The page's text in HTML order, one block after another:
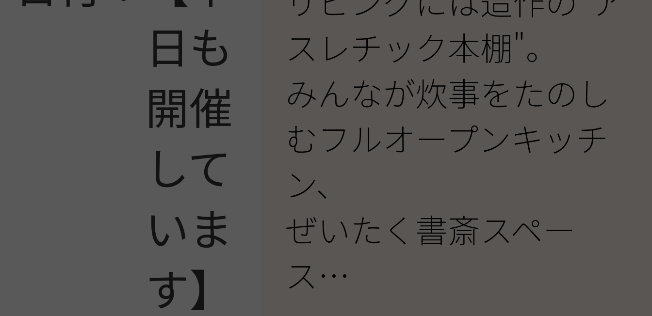
日も
開催
して
いま
す】
スレチック本棚"。
みんなが炊事をたのし
むフルオープンキッチ
ン、
ぜいたく書斎スペー
ス…